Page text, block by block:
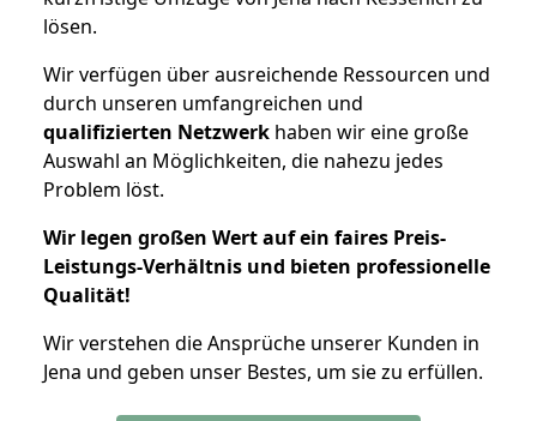
lösen.
Wir verfügen über ausreichende Ressourcen und
durch unseren umfangreichen und
qualifizierten Netzwerk haben wir eine große
Auswahl an Möglichkeiten, die nahezu jedes
Problem löst.
Wir legen großen Wert auf ein faires Preis-
Leistungs-Verhältnis und bieten professionelle
Qualität!
Wir verstehen die Ansprüche unserer Kunden in
Jena und geben unser Bestes, um sie zu erfüllen.